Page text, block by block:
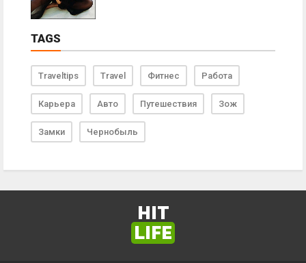
TAGS
Traveltips Travel Фитнес Работа
Карьера Авто Путешествия Зож
Замки Чернобыль
HIT
LIFE